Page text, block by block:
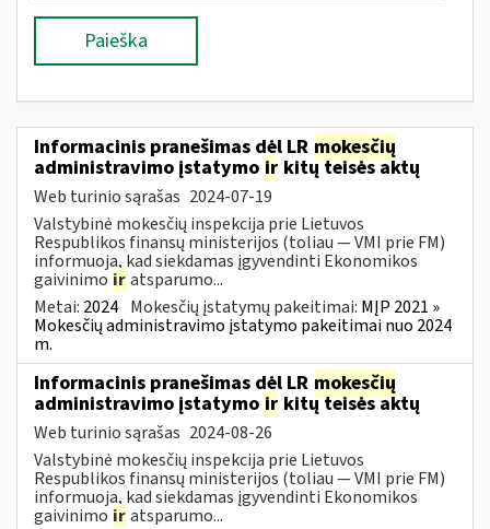
Paieška
Informacinis pranešimas dėl LR mokesčių
administravimo įstatymo ir kitų teisės aktų
Web turinio sąrašas 2024-07-19
Valstybinė mokesčių inspekcija prie Lietuvos
Respublikos finansų ministerijos (toliau — VMI prie FM)
informuoja, kad siekdamas įgyvendinti Ekonomikos
gaivinimo iratsparumo...
Metai: 2024 Mokesčių įstatymų pakeitimai: MĮP 2021 »
Mokesčių administravimo įstatymo pakeitimai nuo 2024
m.
Informacinis pranešimas dėl LR mokesčių
administravimo įstatymo ir kitų teisės aktų
Web turinio sąrašas 2024-08-26
Valstybinė mokesčių inspekcija prie Lietuvos
Respublikos finansų ministerijos (toliau — VMI prie FM)
informuoja, kad siekdamas įgyvendinti Ekonomikos
gaivinimo iratsparumo...